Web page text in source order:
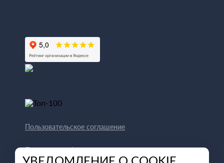
Пользовательское соглашение
Политика конфиденциальности